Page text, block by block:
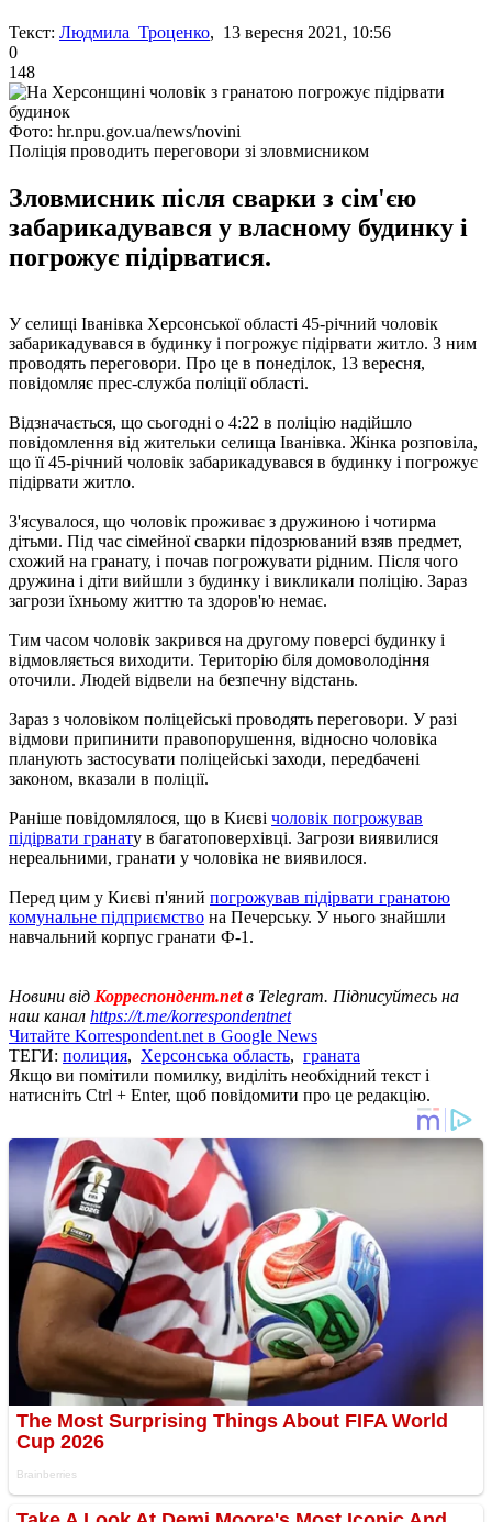
Текст: Людмила Троценко, 13 вересня 2021, 10:56
0
148
Фото: hr.npu.gov.ua/news/novini
Поліція проводить переговори зі зловмисником
Зловмисник після сварки з сім'єю
забарикадувався у власному будинку і
погрожує підірватися.
У селищі Іванівка Херсонської області 45-річний чоловік
забарикадувався в будинку і погрожує підірвати житло. З ним
проводять переговори. Про це в понеділок, 13 вересня,
повідомляє прес-служба поліції області.
Відзначається, що сьогодні о 4:22 в поліцію надійшло
повідомлення від жительки селища Іванівка. Жінка розповіла,
що її 45-річний чоловік забарикадувався в будинку і погрожує
підірвати житло.
З'ясувалося, що чоловік проживає з дружиною і чотирма
дітьми. Під час сімейної сварки підозрюваний взяв предмет,
схожий на гранату, і почав погрожувати рідним. Після чого
дружина і діти вийшли з будинку і викликали поліцію. Зараз
загрози їхньому життю та здоров'ю немає.
Тим часом чоловік закрився на другому поверсі будинку і
відмовляється виходити. Територію біля домоволодіння
оточили. Людей відвели на безпечну відстань.
Зараз з чоловіком поліцейські проводять переговори. У разі
відмови припинити правопорушення, відносно чоловіка
планують застосувати поліцейські заходи, передбачені
законом, вказали в поліції.
Раніше повідомлялося, що в Києві чоловік погрожував
підірвати гранату в багатоповерхівці. Загрози виявилися
нереальними, гранати у чоловіка не виявилося.
Перед цим у Києві п'яний погрожував підірвати гранатою
комунальне підприємство на Печерську. У нього знайшли
навчальний корпус гранати Ф-1.
Новини від Корреспондент.netв Telegram. Підписуйтесь на
наш канал https://t.me/korrespondentnet
Читайте Korrespondent.net в Google News
ТЕГИ: полиция, Херсонська область, граната
Якщо ви помітили помилку, виділіть необхідний текст і
натисніть Ctrl + Enter, щоб повідомити про це редакцію.